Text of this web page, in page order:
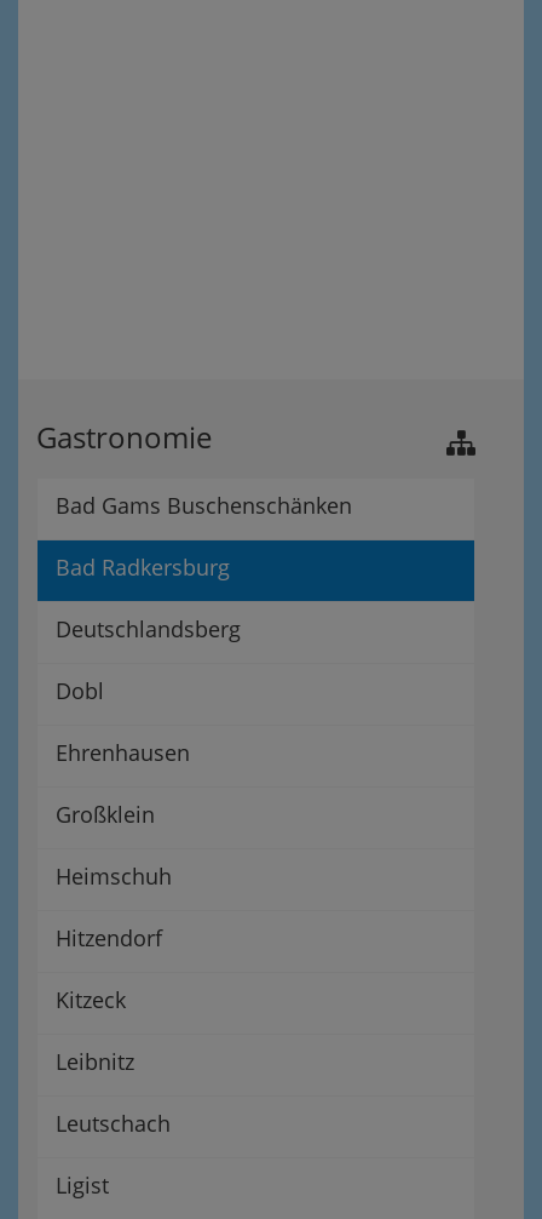
Gastronomie
Bad Gams Buschenschänken
Bad Radkersburg
Deutschlandsberg
Dobl
Ehrenhausen
Großklein
Heimschuh
Hitzendorf
Kitzeck
Leibnitz
Leutschach
Ligist